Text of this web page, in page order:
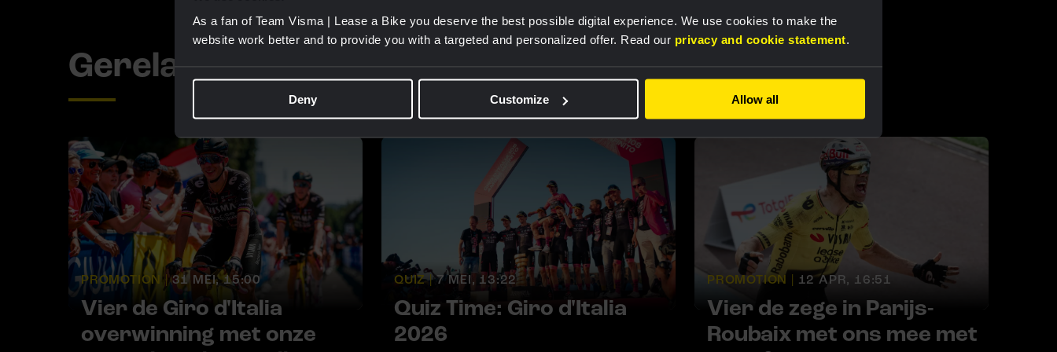
As a fan of Team Visma | Lease a Bike you deserve the best possible digital experience. We use cookies to make the
website work better and to provide you with a targeted and personalized offer. Read our privacy and cookie statement.
Deny Customize Allow all
Gerelateerde updates
PROMOTION | 31 MEI, 15:00
Vier de Giro d'Italia
overwinning met onze
QUIZ | 7 MEI, 13:22
Quiz Time: Giro d'Italia
2026
PROMOTION | 12 APR, 16:51
Vier de zege in Parijs-
Roubaix met ons mee met